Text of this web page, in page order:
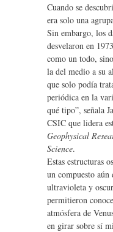
Cuando se
era solo una
Sin embargo, los
desvelaron en
como un todo,
la del medio a su
que solo podía
periódica en la
qué tipo”, señala
CSIC que lidera
Geophysical
Science.
Estas estructuras
un compuesto aún
ultravioleta y
permitieron
atmósfera de
en girar sobre sí